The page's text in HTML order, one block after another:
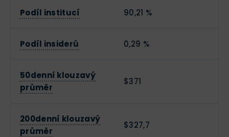
Podíl institucí 90,21 %
Podíl insiderů 0,29 %
50denní klouzavý
průměr
$371
200denní klouzavý
průměr
$327,7